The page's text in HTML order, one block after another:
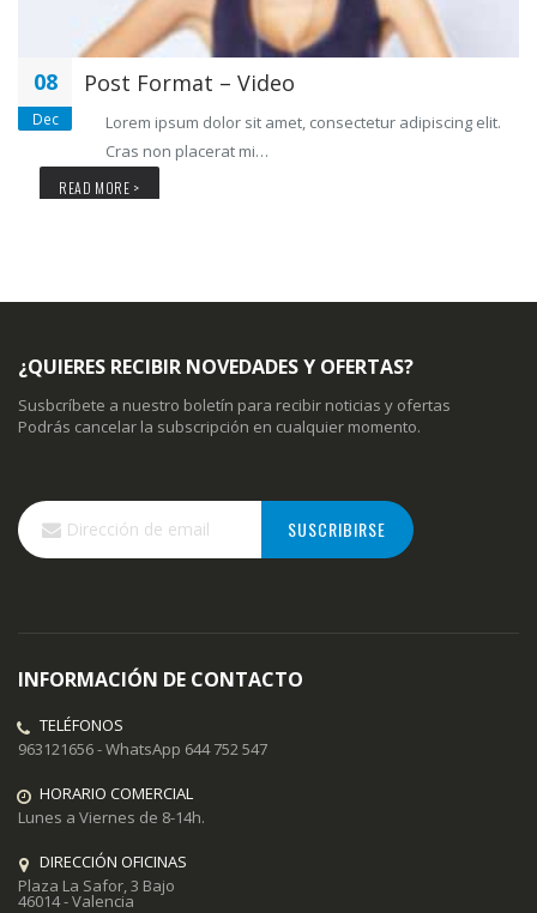
08
Dec
Post Format – Video
Lorem ipsum dolor sit amet, consectetur adipiscing elit.
Cras non placerat mi…
READ MORE >
¿QUIERES RECIBIR NOVEDADES Y OFERTAS?
Susbcríbete a nuestro boletín para recibir noticias y ofertas
Podrás cancelar la subscripción en cualquier momento.
Inscríbase
a
nuestro
SUSCRIBIRSE
INFORMACIÓN DE CONTACTO
TELÉFONOS
963121656 - WhatsApp 644 752 547
HORARIO COMERCIAL
Lunes a Viernes de 8-14h.
DIRECCIÓN OFICINAS
Plaza La Safor, 3 Bajo
46014 - Valencia